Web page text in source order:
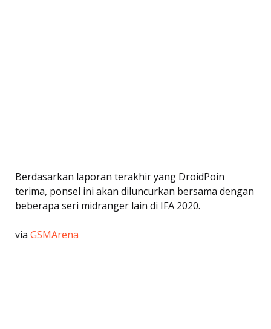
Berdasarkan laporan terakhir yang DroidPoin
terima, ponsel ini akan diluncurkan bersama dengan
beberapa seri midranger lain di IFA 2020.
via GSMArena